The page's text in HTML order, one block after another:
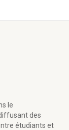
le
des
étudiants et